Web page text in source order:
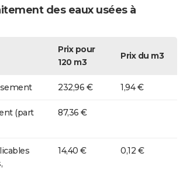
des eaux usées à
Prix pour
120 m3
Prix du m3
232,96 € 1,94 €
(part
87,36 €
14,40 € 0,12 €